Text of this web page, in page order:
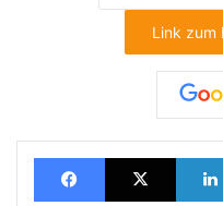
Link zum
FacebookX